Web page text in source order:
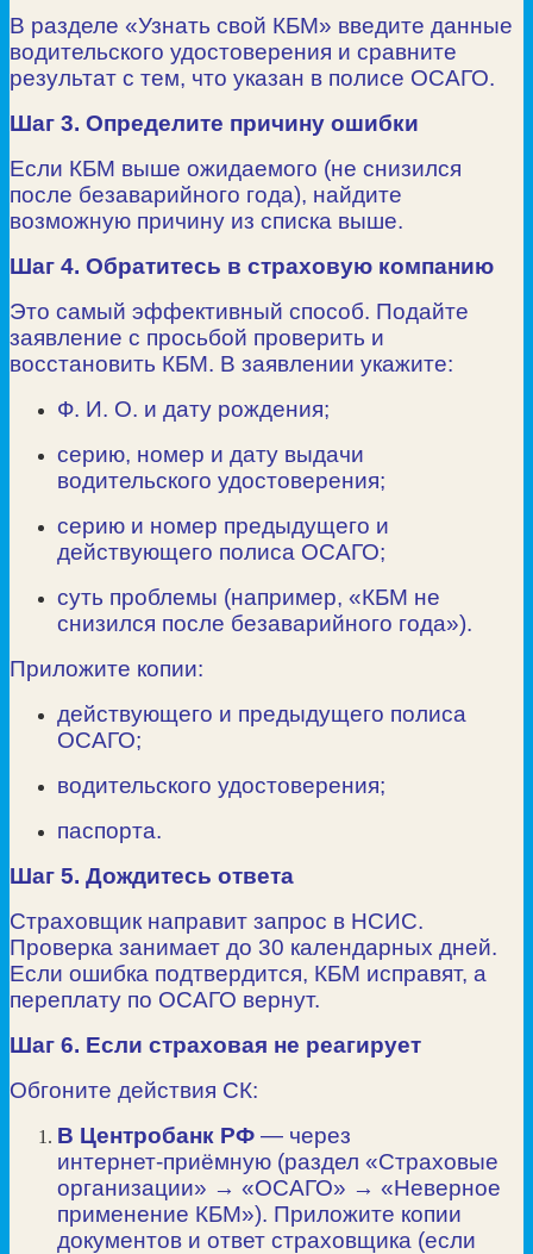
В разделе «Узнать свой КБМ» введите данные
водительского удостоверения и сравните
результат с тем, что указан в полисе ОСАГО.
Шаг 3. Определите причину ошибки
Если КБМ выше ожидаемого (не снизился
после безаварийного года), найдите
возможную причину из списка выше.
Шаг 4. Обратитесь в страховую компанию
Это самый эффективный способ. Подайте
заявление с просьбой проверить и
восстановить КБМ. В заявлении укажите:
Ф. И. О. и дату рождения;
серию, номер и дату выдачи
водительского удостоверения;
серию и номер предыдущего и
действующего полиса ОСАГО;
суть проблемы (например, «КБМ не
снизился после безаварийного года»).
Приложите копии:
действующего и предыдущего полиса
ОСАГО;
водительского удостоверения;
паспорта.
Шаг 5. Дождитесь ответа
Страховщик направит запрос в НСИС.
Проверка занимает до 30 календарных дней.
Если ошибка подтвердится, КБМ исправят, а
переплату по ОСАГО вернут.
Шаг 6. Если страховая не реагирует
Обгоните действия СК:
В Центробанк РФ — через
интернет‑приёмную (раздел «Страховые
организации» → «ОСАГО» → «Неверное
применение КБМ»). Приложите копии
документов и ответ страховщика (если